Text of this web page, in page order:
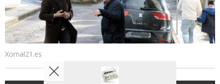
Xornal21.es